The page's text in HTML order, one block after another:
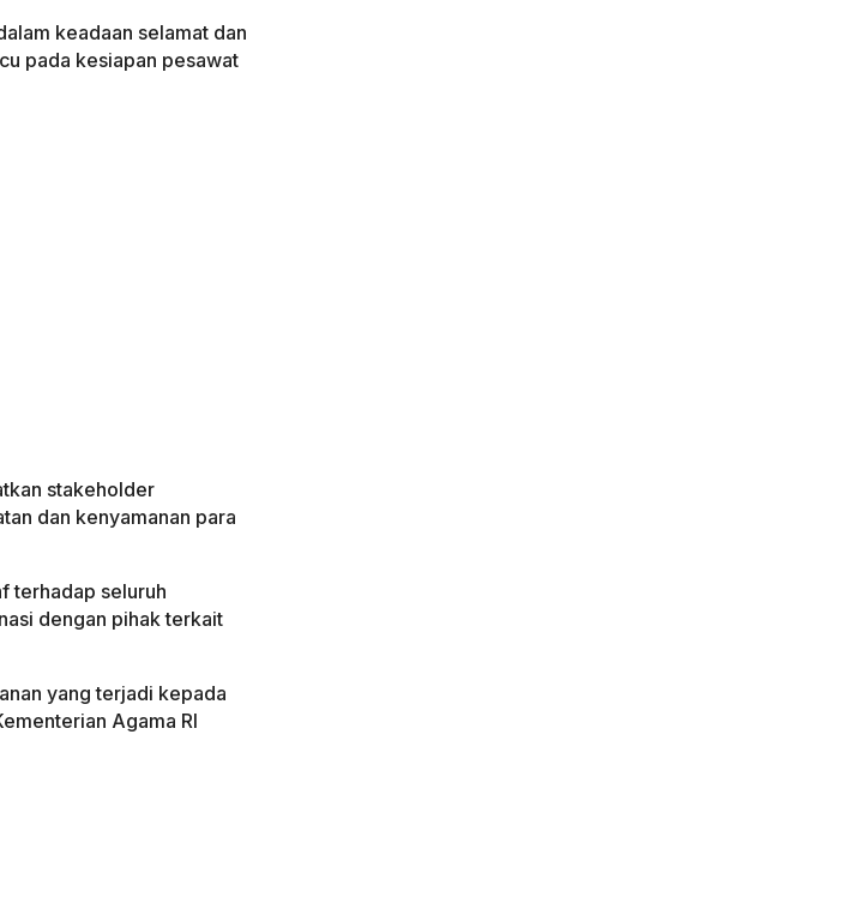
keadaan selamat dan
pada kesiapan pesawat
stakeholder
dan kenyamanan para
terhadap seluruh
dengan pihak terkait
yang terjadi kepada
Agama RI